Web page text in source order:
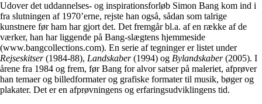
Udover det uddannelses- og inspirationsforløb Simon Bang kom ind i
fra slutningen af 1970’erne, rejste han også, sådan som talrige
kunstnere før ham har gjort det. Det fremgår bl.a. af en række af de
værker, han har liggende på Bang-slægtens hjemmeside
(www.bangcollections.com). En serie af tegninger er listet under
Rejseskitser(1984-88), Landskaber(1994) og Bylandskaber(2005). I
årene fra 1984 og frem, før Bang for alvor satser på maleriet, afprøver
han temaer og billedformater og grafiske formater til musik, bøger og
plakater. Det er en afprøvningens og erfaringsudviklingens tid.